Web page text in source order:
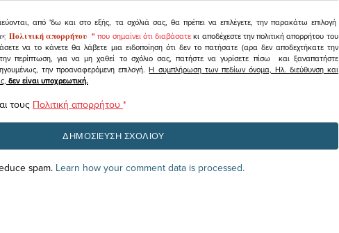
από 'δω και στο εξής, τα σχόλιά σας, θα πρέπει να επιλέγετε, την παρακάτω επιλογή
Πολιτική απορρήτου " που σημαίνει ότι διαβάσατεκι αποδέχεστε την πολιτική απορρήτου του
να το κάνετε θα λάβετε μια ειδοποίηση ότι δεν το πατήσατε (αρα δεν αποδεχτήκατε την
περίπτωση, για να μη χαθεί το σχόλιο σας, πατήστε να γυρίσετε πίσω και ξαναπατήστε
την προαναφερόμενη επιλογή.Η συμπλήρωση των πεδίων όνομα, Ηλ. διεύθυνση και
δεν είναι υποχρεωτική.
τους Πολιτική απορρήτου *
spam. Learn how your comment data is processed.